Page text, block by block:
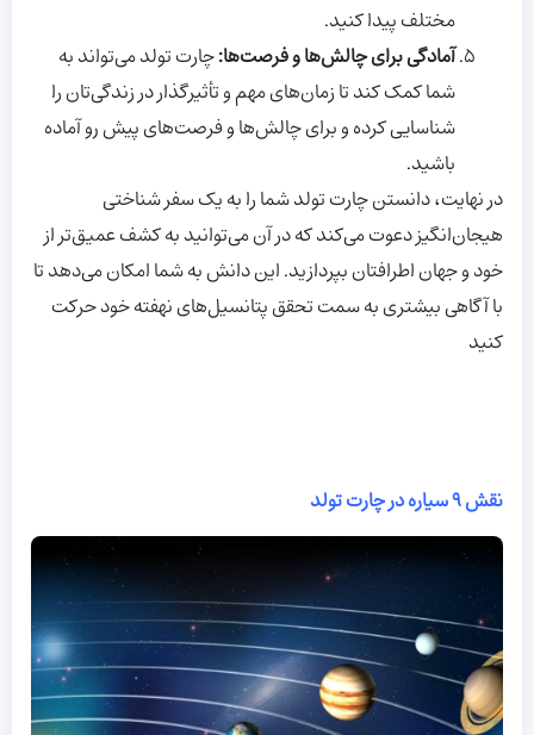
مختلف پیدا کنید.
آمادگی برای چالش‌ها و فرصت‌ها:چارت تولد می‌تواند به
شما کمک کند تا زمان‌های مهم و تأثیرگذار در زندگی‌تان را
شناسایی کرده و برای چالش‌ها و فرصت‌های پیش رو آماده
باشید.
در نهایت، دانستن چارت تولد شما را به یک سفر شناختی
هیجان‌انگیز دعوت می‌کند که در آن می‌توانید به کشف عمیق‌تر از
خود و جهان اطرافتان بپردازید. این دانش به شما امکان می‌دهد تا
با آگاهی بیشتری به سمت تحقق پتانسیل‌های نهفته خود حرکت
کنید
نقش 9 سیاره در چارت تولد